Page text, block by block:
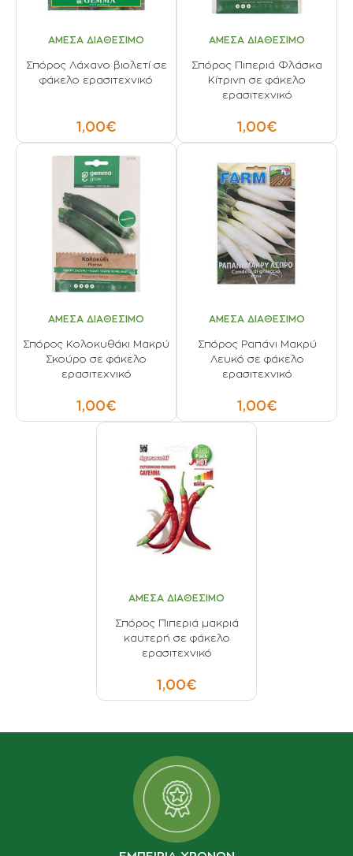
ΑΜΕΣΑ ΔΙΑΘΕΣΙΜΟ
Σπόρος Λάχανο βιολετί σε
φάκελο ερασιτεχνικό
1,00€
ΑΜΕΣΑ ΔΙΑΘΕΣΙΜΟ
Σπόρος Πιπεριά Φλάσκα
Κίτρινη σε φάκελο
ερασιτεχνικό
1,00€
ΑΜΕΣΑ ΔΙΑΘΕΣΙΜΟ
Σπόρος Κολοκυθάκι Μακρύ
Σκούρο σε φάκελο
ερασιτεχνικό
1,00€
ΑΜΕΣΑ ΔΙΑΘΕΣΙΜΟ
Σπόρος Ραπάνι Μακρύ
Λευκό σε φάκελο
ερασιτεχνικό
1,00€
ΑΜΕΣΑ ΔΙΑΘΕΣΙΜΟ
Σπόρος Πιπεριά μακριά
καυτερή σε φάκελο
ερασιτεχνικό
1,00€